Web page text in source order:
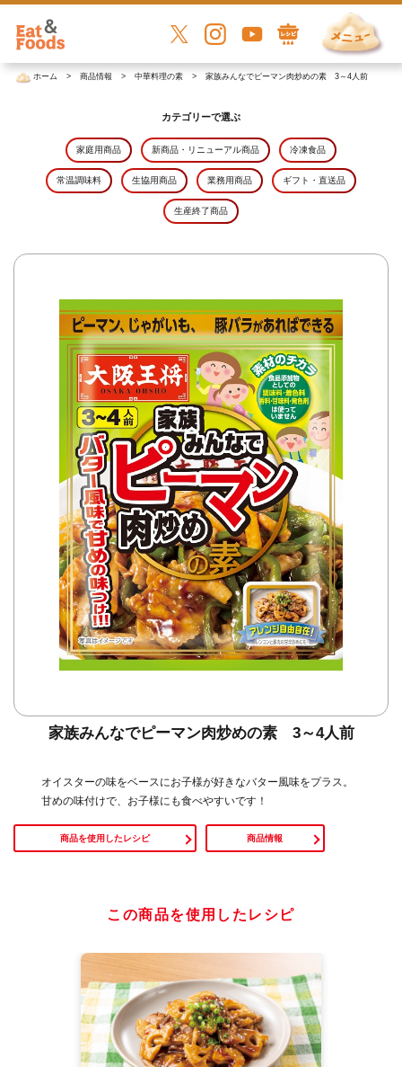
ホーム 商品情報 中華料理の素 家族みんなでピーマン肉炒めの素 3～4人前
カテゴリーで選ぶ
家庭用商品 新商品・リニューアル商品 冷凍食品
常温調味料 生協用商品 業務用商品 ギフト・直送品
生産終了商品
家族みんなでピーマン肉炒めの素 3～4人前
オイスターの味をベースにお子様が好きなバター風味をプラス。
甘めの味付けで、お子様にも食べやすいです！
商品を使用したレシピ 商品情報
この商品を使用したレシピ